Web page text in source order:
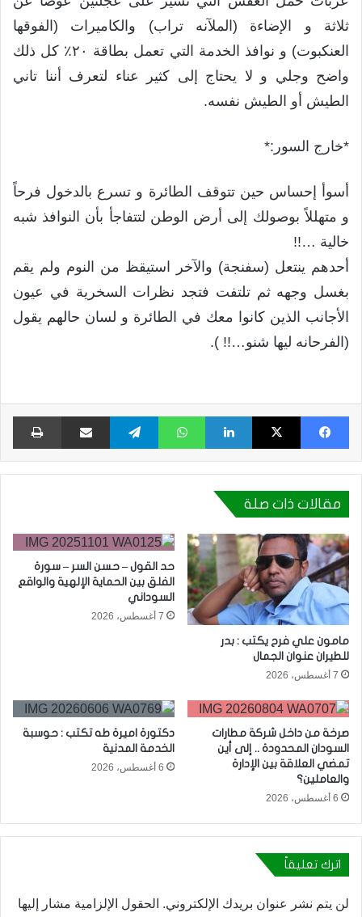
ثلاثة و الإضاءة (الملآنه تراب) والكاميرات (الفوقها
العنكبوت) و نوافذ الخدمة التي تعمل بطاقة ٢٠٪‏ كل ذلك
واضح وجلي و لا يحتاج إلى كثير عناء لتعرف أننا تاني
الطيش أو الطيش نفسه.
*خارج السور:*
أسوأ إحساس حين تتوقف الطائرة و تسرع بالدخول فرحاً
و متهللاً بوصولك إلى أرض الوطن لتتفاجأ بأن النوافذ شبه
خالية …!!
أحدهم ينتعل (سفنجة) والآخر استيقظ من النوم ولم يقم
بغسل وجهه ثم تلتفت فتجد نظرات السخرية في عيون
الأجانب الذين كانوا معك في الطائرة و لسان حالهم يقول
(الفرحانه ليها شنو…!! ).
فيسبوك X لينكدإن واتساب تيلقرام مشاركة عبر البريد
مقالات ذات صلة
مامون علي فرح يكتب : بدر
للطيران عنوان الجمال
7 أغسطس، 2026
حد القول – حسن السر – سورة
الفلق بين الحماية الإلهية والواقع
السوداني
7 أغسطس، 2026
صرخة من داخل شركة مطارات
السودان المحدودة .. إلى أين
تمضي العلاقة بين الإدارة
والعاملين؟
6 أغسطس، 2026
دكتورة اميرة طه تكتب : حوسبة
الخدمة المدنية
6 أغسطس، 2026
اترك تعليقاً
لن يتم نشر عنوان بريدك الإلكتروني. الحقول الإلزامية مشار إليها